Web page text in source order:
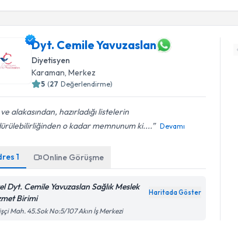
Dyt. Cemile Yavuzaslan
Diyetisyen
Karaman ,Merkez
5 (27 Değerlendirme)
alakasından, hazırladığı listelerin
o kadar memnunum ki....
Devamı
1 Online Görüşme
Dyt. Cemile Yavuzaslan Sağlık Meslek
Birimi
Haritada Göster
Mah. 45.Sok No:5/107 Akın İş Merkezi